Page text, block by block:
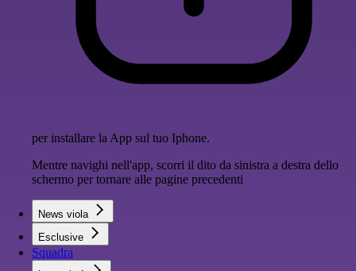
per installare la App sul tuo Iphone.
Mentre navighi nell'app, scorri il dito da sinistra a destra dello
schermo per tornare alle pagine precedenti
News viola
Esclusive
Squadra